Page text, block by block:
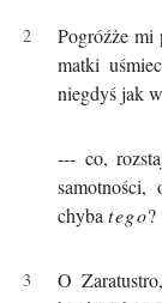
Pogróźże mi
matki
niegdyś jak
--- co,
samotności,
chyba tego?
O